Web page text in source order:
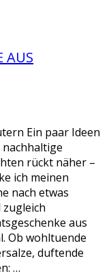
AUS
Ein paar Ideen
rückt näher –
ich meinen
nach etwas
aus
Ob wohltuende
duftende
…